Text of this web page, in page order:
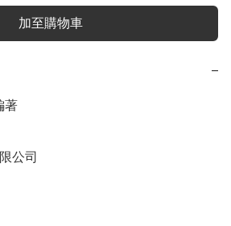
加至購物車
−
著
公司